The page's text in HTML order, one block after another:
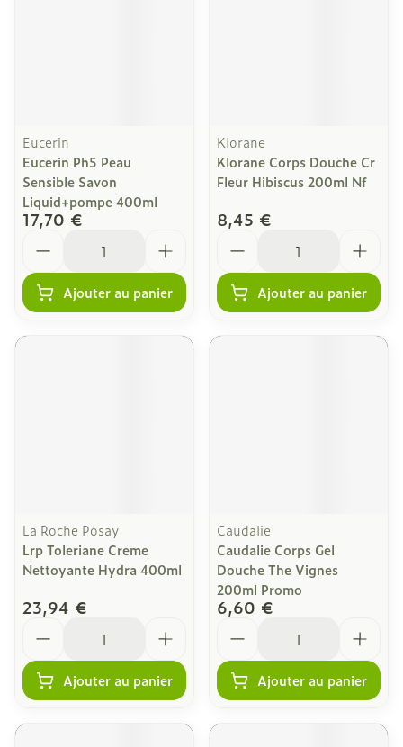
Eucerin
Eucerin Ph5 Peau
Sensible Savon
Liquid+pompe 400ml
17,70 €
Ajouter au panier
Klorane
Klorane Corps Douche Cr
Fleur Hibiscus 200ml Nf
8,45 €
Ajouter au panier
La Roche Posay
Lrp Toleriane Creme
Nettoyante Hydra 400ml
23,94 €
Ajouter au panier
Caudalie
Caudalie Corps Gel
Douche The Vignes
200ml Promo
6,60 €
Ajouter au panier